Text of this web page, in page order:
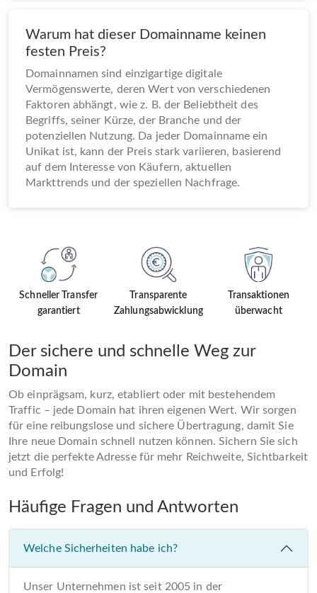
Schneller Transfer
garantiert
Transparente
Zahlungsabwicklung
Transaktionen
überwacht
Der sichere und schnelle Weg zur
Domain
Ob einprägsam, kurz, etabliert oder mit bestehendem
Traffic – jede Domain hat ihren eigenen Wert. Wir sorgen
für eine reibungslose und sichere Übertragung, damit Sie
Ihre neue Domain schnell nutzen können. Sichern Sie sich
jetzt die perfekte Adresse für mehr Reichweite, Sichtbarkeit
und Erfolg!
Warum hat dieser Domainname keinen
festen Preis?
Domainnamen sind einzigartige digitale
Vermögenswerte, deren Wert von verschiedenen
Faktoren abhängt, wie z. B. der Beliebtheit des
Begriffs, seiner Kürze, der Branche und der
potenziellen Nutzung. Da jeder Domainname ein
Unikat ist, kann der Preis stark variieren, basierend
auf dem Interesse von Käufern, aktuellen
Markttrends und der speziellen Nachfrage.
Häufige Fragen und Antworten
Welche Sicherheiten habe ich?
Unser Unternehmen ist seit 2005 in der